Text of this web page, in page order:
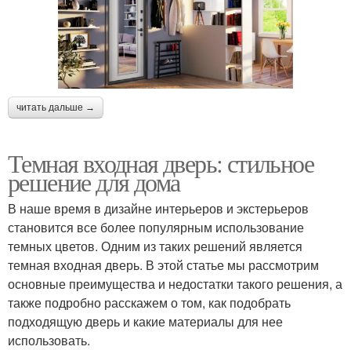
читать дальше →
Темная входная дверь: стильное
решение для дома
В наше время в дизайне интерьеров и экстерьеров
становится все более популярным использование
темных цветов. Одним из таких решений является
темная входная дверь. В этой статье мы рассмотрим
основные преимущества и недостатки такого решения, а
также подробно расскажем о том, как подобрать
подходящую дверь и какие материалы для нее
использовать.